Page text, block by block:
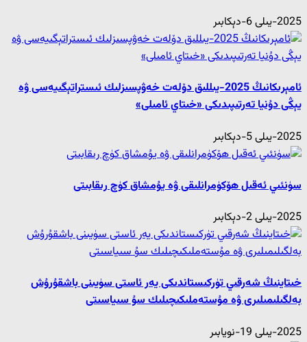
2025-يىلى 6-دېكابىر
ئامېرىكانىڭ 2025-يىللىق دۆلەت خەۋپسىزلىك ئىستراتېگىيەسى ۋە
يېڭى دۇنيا تەرتىپىدىكى «خىتاي ئامىلى»
2025-يىلى 5-دېكابىر
سۈنئىي ئەقىل ھۆكۈمرانلىقى ۋە يۇمشاق كۈچ رىقابىتى
2025-يىلى 2-دېكابىر
خىتاينىڭ شەرقىي تۈركىستاندىكى يەر ئاستى سۈيىنى باشقۇرۇش
بەلگىلىمىلىرى ۋە مۇستەملىكىچىلىك سۇ سىياسىتى
2025-يىلى 19-نويابىر